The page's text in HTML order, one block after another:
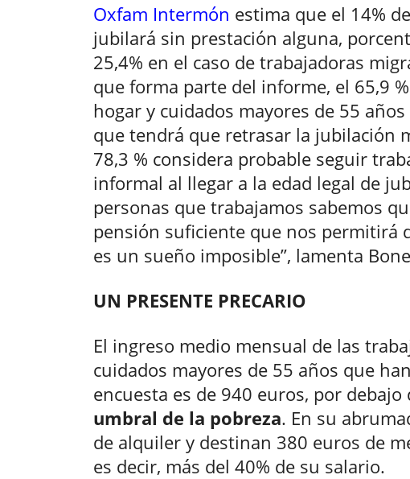
Oxfam Intermón estima que el 14%
jubilará sin prestación alguna,
25,4% en el caso de trabajadoras
que forma parte del informe, el 65,9
hogar y cuidados mayores de 55
que tendrá que retrasar la jubilación
78,3 % considera probable seguir
informal al llegar a la edad legal de
personas que trabajamos sabemos
pensión suficiente que nos permitirá
es un sueño imposible”, lamenta
UN PRESENTE PRECARIO
El ingreso medio mensual de las
cuidados mayores de 55 años que
encuesta es de 940 euros, por debajo
umbral de la pobreza. En su
de alquiler y destinan 380 euros de
es decir, más del 40% de su salario.